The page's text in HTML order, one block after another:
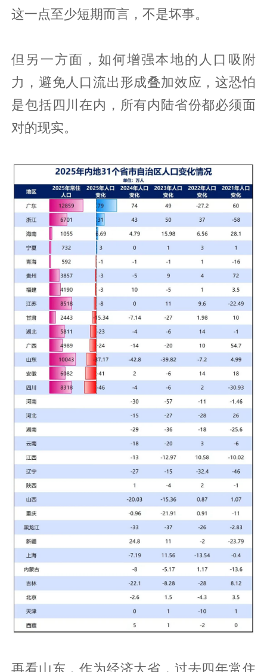
这一点至少短期而言，不是坏事。
但另一方面，如何增强本地的人口吸附
力，避免人口流出形成叠加效应，这恐怕
是包括四川在内，所有内陆省份都必须面
对的现实。
再看山东，作为经济大省，过去四年常住